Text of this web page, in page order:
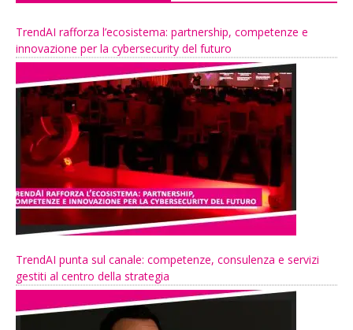
TrendAI rafforza l’ecosistema: partnership, competenze e
innovazione per la cybersecurity del futuro
TrendAI punta sul canale: competenze, consulenza e servizi
gestiti al centro della strategia